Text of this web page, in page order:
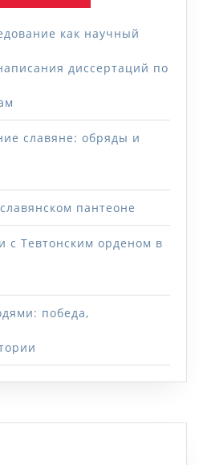
как научный
диссертаций по
славяне: обряды и
пантеоне
с Тевтонским орденом в
победа,